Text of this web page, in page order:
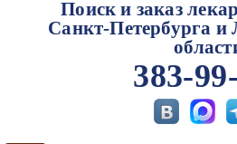
Поиск и заказ
Санкт-Петербурга и
383-